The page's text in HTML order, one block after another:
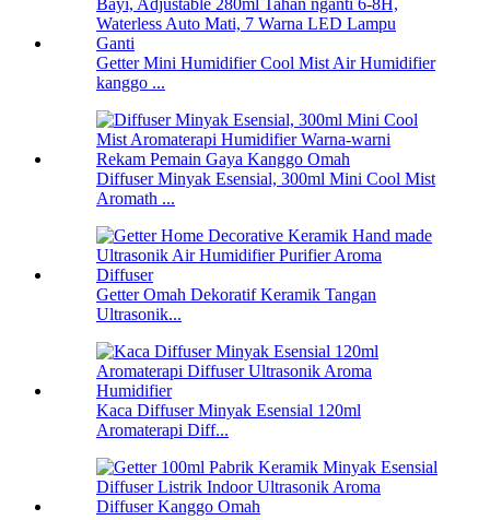
Getter Mini Humidifier Cool Mist Air Humidifier
kanggo ...
Diffuser Minyak Esensial, 300ml Mini Cool Mist
Aromath ...
Getter Omah Dekoratif Keramik Tangan
Ultrasonik...
Kaca Diffuser Minyak Esensial 120ml
Aromaterapi Diff...